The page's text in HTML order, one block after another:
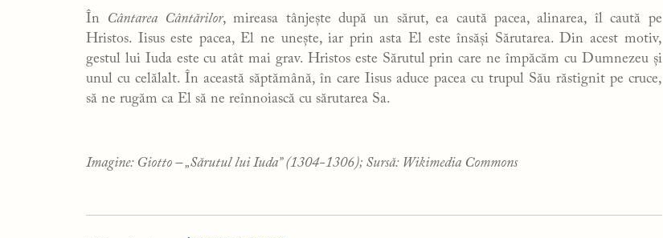
În Cântarea Cântărilor, mireasa tânjește după un sărut, ea caută pacea, alinarea, îl caută pe
Hristos. Iisus este pacea, El ne unește, iar prin asta El este însăși Sărutarea. Din acest motiv,
gestul lui Iuda este cu atât mai grav. Hristos este Sărutul prin care ne împăcăm cu Dumnezeu și
unul cu celălalt. În această săptămână, în care Iisus aduce pacea cu trupul Său răstignit pe cruce,
să ne rugăm ca El să ne reînnoiască cu sărutarea Sa.
Imagine: Giotto – „Sărutul lui Iuda” (1304-1306); Sursă: Wikimedia Commons